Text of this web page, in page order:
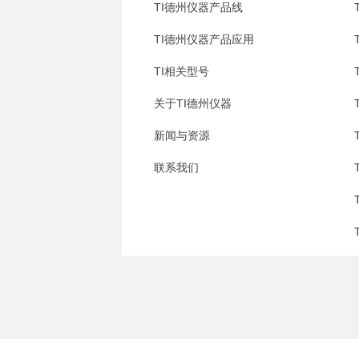
TI德州仪器产品线
TI德州仪器产品应用
TI相关型号
关于TI德州仪器
新闻与资源
联系我们